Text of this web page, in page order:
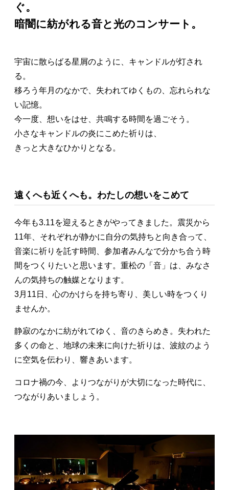
ぐ。
暗闇に紡がれる音と光のコンサート。
宇宙に散らばる星屑のように、キャンドルが灯され
る。
移ろう年月のなかで、失われてゆくもの、忘れられな
い記憶。
今一度、想いをはせ、共鳴する時間を過ごそう。
小さなキャンドルの炎にこめた祈りは、
きっと大きなひかりとなる。
遠くへも近くへも。わたしの想いをこめて
今年も3.11を迎えるときがやってきました。震災から
11年、それぞれが静かに自分の気持ちと向き合って、
音楽に祈りを託す時間、参加者みんなで分かち合う時
間をつくりたいと思います。重松の「音」は、みなさ
んの気持ちの触媒となります。
3月11日、心のかけらを持ち寄り、美しい時をつくり
ませんか。
静寂のなかに紡がれてゆく、音のきらめき。失われた
多くの命と、地球の未来に向けた祈りは、波紋のよう
に空気を伝わり、響きあいます。
コロナ禍の今、よりつながりが大切になった時代に、
つながりあいましょう。